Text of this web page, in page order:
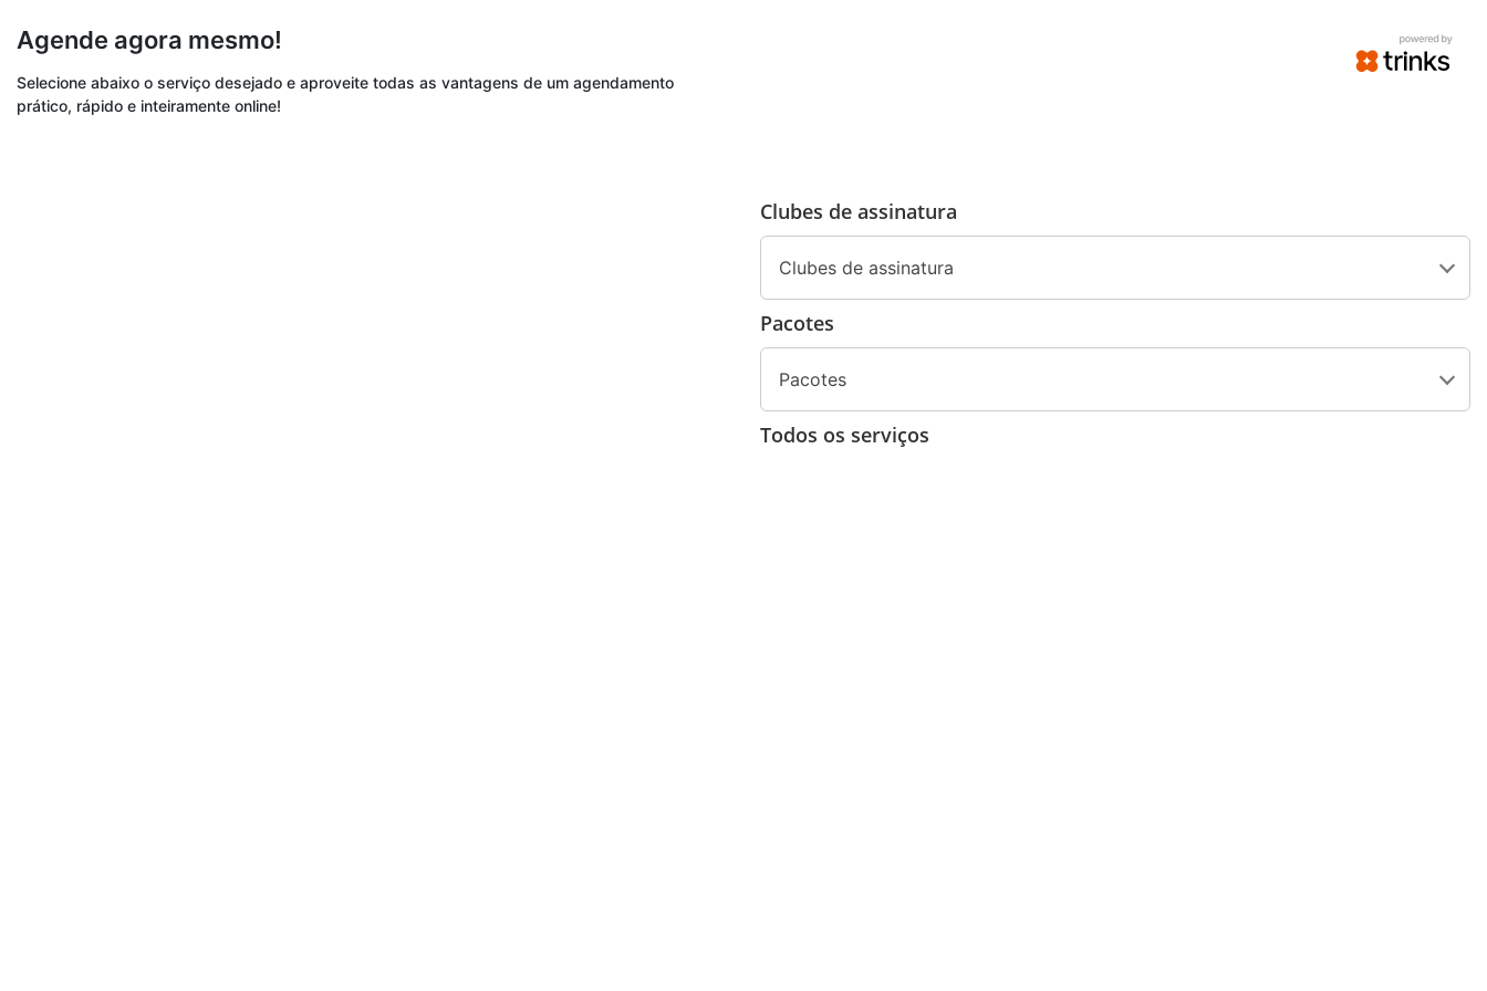
Agende agora mesmo!
Selecione abaixo o serviço desejado e aproveite todas as vantagens de um agendamento
prático, rápido e inteiramente online!
Clubes de assinatura
Clubes de assinatura
Pacotes
Pacotes
Todos os serviços